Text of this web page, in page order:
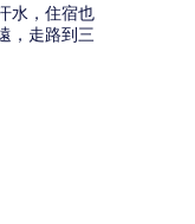
水，住宿也
，走路到三